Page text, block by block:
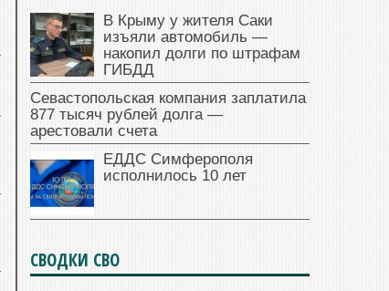
В Крыму у жителя Саки
изъяли автомобиль —
накопил долги по штрафам
ГИБДД
Севастопольская компания заплатила
877 тысяч рублей долга —
арестовали счета
ЕДДС Симферополя
исполнилось 10 лет
СВОДКИ СВО